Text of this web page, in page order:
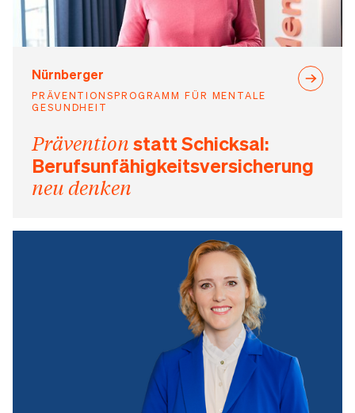
Nürnberger
PRÄVENTIONSPROGRAMM FÜR MENTALE
GESUNDHEIT
Präventionstatt Schicksal:
Berufsunfähigkeitsversicherung
neu denken